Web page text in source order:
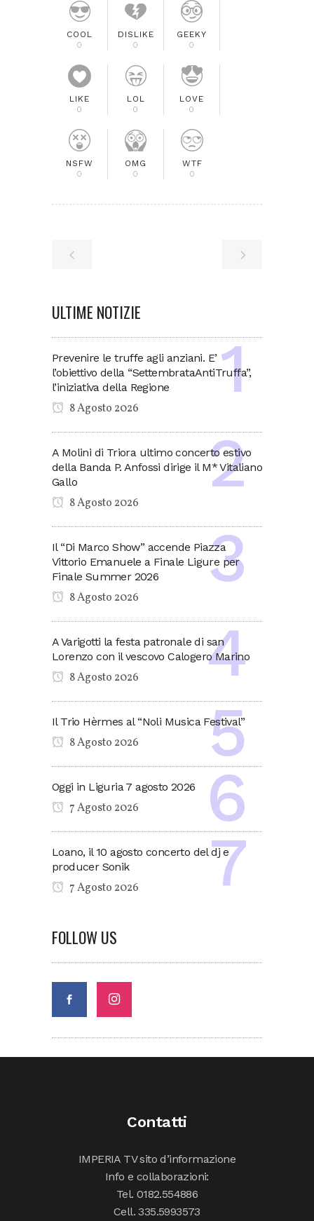
COOL
0
DISLIKE
0
GEEKY
0
LIKE
0
LOL
0
LOVE
0
NSFW
0
OMG
0
WTF
0
ULTIME NOTIZIE
Prevenire le truffe agli anziani. E’
l’obiettivo della “SettembrataAntiTruffa”,
l’iniziativa della Regione
8 Agosto 2026
A Molini di Triora ultimo concerto estivo
della Banda P. Anfossi dirige il M* Vitaliano
Gallo
8 Agosto 2026
Il “Di Marco Show” accende Piazza
Vittorio Emanuele a Finale Ligure per
Finale Summer 2026
8 Agosto 2026
A Varigotti la festa patronale di san
Lorenzo con il vescovo Calogero Marino
8 Agosto 2026
Il Trio Hèrmes al “Noli Musica Festival”
8 Agosto 2026
Oggi in Liguria 7 agosto 2026
7 Agosto 2026
Loano, il 10 agosto concerto del dj e
producer Sonik
7 Agosto 2026
FOLLOW US
Contatti
IMPERIA TV sito d’informazione
Info e collaborazioni:
Tel. 0182.554886
Cell. 335.5993573